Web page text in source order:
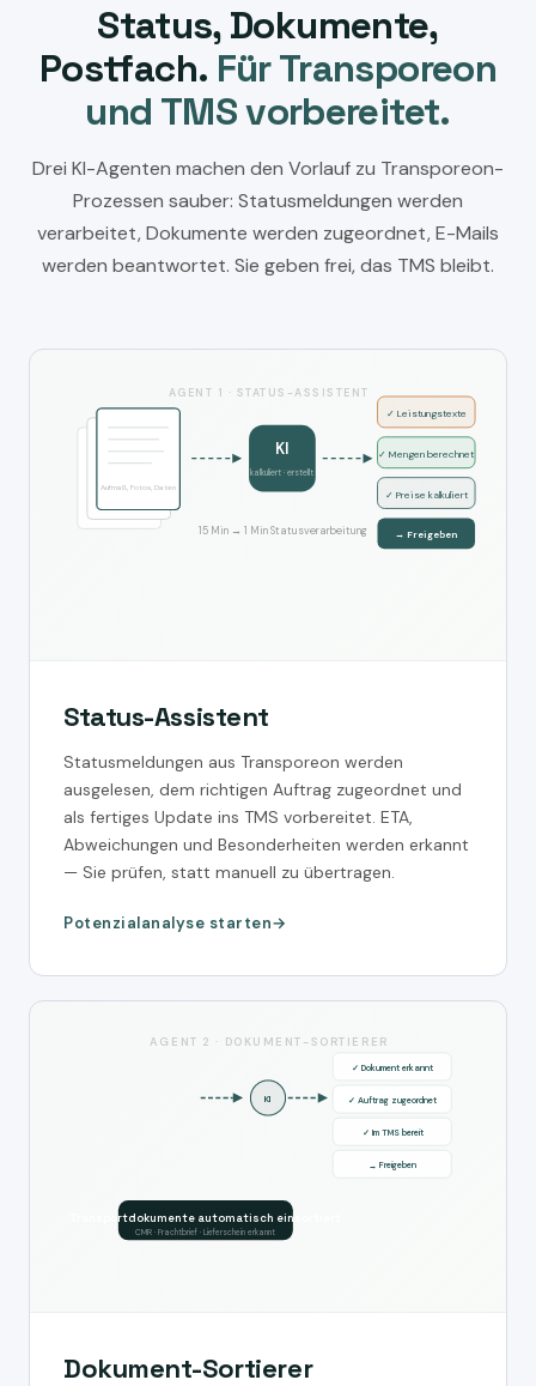
Status, Dokumente,
Postfach. Für Transporeon
und TMS vorbereitet.
Drei KI-Agenten machen den Vorlauf zu Transporeon-
Prozessen sauber: Statusmeldungen werden
verarbeitet, Dokumente werden zugeordnet, E-Mails
werden beantwortet. Sie geben frei, das TMS bleibt.
AGENT 1 · STATUS-ASSISTENT
Aufmaß, Fotos, Daten
KI
kalkuliert · erstellt
✓ Leistungstexte
✓ Mengen berechnet
✓ Preise kalkuliert
→ Freigeben
15 Min → 1 Min Statusverarbeitung
Status-Assistent
Statusmeldungen aus Transporeon werden
ausgelesen, dem richtigen Auftrag zugeordnet und
als fertiges Update ins TMS vorbereitet. ETA,
Abweichungen und Besonderheiten werden erkannt
— Sie prüfen, statt manuell zu übertragen.
Potenzialanalyse starten
AGENT 2 · DOKUMENT-SORTIERER
KI
✓ Dokument erkannt
✓ Auftrag zugeordnet
✓ Im TMS bereit
→ Freigeben
Transportdokumente automatisch einsortiert
CMR · Frachtbrief · Lieferschein erkannt
Dokument-Sortierer